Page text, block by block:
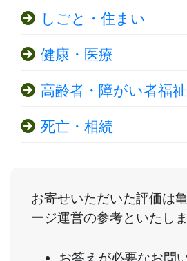
しごと・住まい
健康・医療
高齢者・障がい者福祉
死亡・相続